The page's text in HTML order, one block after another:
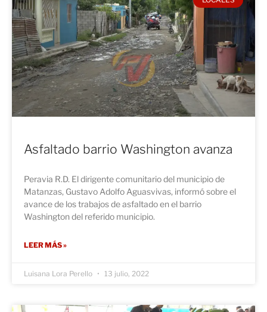
Asfaltado barrio Washington avanza
Peravia R.D. El dirigente comunitario del municipio de
Matanzas, Gustavo Adolfo Aguasvivas, informó sobre el
avance de los trabajos de asfaltado en el barrio
Washington del referido municipio.
LEER MÁS »
Luisana Lora Perello 13 julio, 2022